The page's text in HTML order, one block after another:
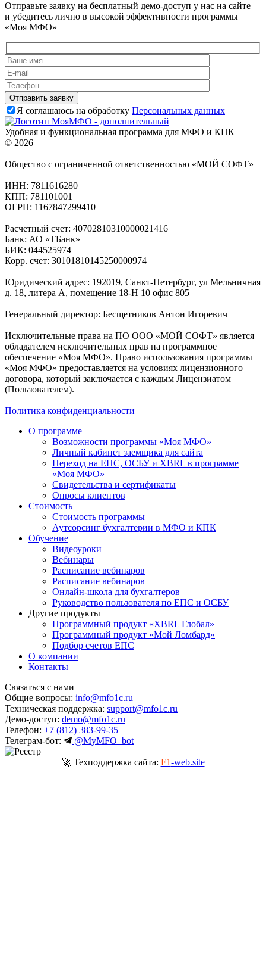
Отправьте заявку на бесплатный демо-доступ у нас на сайте
и убедитесь лично в высокой эффективности программы
«Моя МФО»
Я соглашаюсь на обработку Персональных данных
Удобная и функциональная программа для МФО и КПК
© 2026
Общество с ограниченной ответственностью «МОЙ СОФТ»
ИНН: 7811616280
КПП: 781101001
ОГРН: 1167847299410
Расчетный счет: 40702810310000021416
Банк: АО «ТБанк»
БИК: 044525974
Корр. счет: 30101810145250000974
Юридический адрес: 192019, Санкт-Петербург, ул Мельничная
д. 18, литера А, помещение 18-Н 10 офис 805
Генеральный директор: Бесщетников Антон Игоревич
Исключительные права на ПО ООО «МОЙ СОФТ» является
обладателем исключительных прав на программное
обеспечение «Моя МФО». Право использования программы
«Моя МФО» предоставляется на условиях лицензионного
договора, который заключается с каждым Лицензиатом
(Пользователем).
Политика конфиденциальности
О программе
Возможности программы «Моя МФО»
Личный кабинет заемщика для сайта
Переход на ЕПС, ОСБУ и XBRL в программе
«Моя МФО»
Свидетельства и сертификаты
Опросы клиентов
Стоимость
Стоимость программы
Аутсорсинг бухгалтерии в МФО и КПК
Обучение
Видеоуроки
Вебинары
Расписание вебинаров
Расписание вебинаров
Онлайн-школа для бухгалтеров
Руководство пользователя по ЕПС и ОСБУ
Другие продукты
Программный продукт «XBRL Глобал»
Программный продукт «Мой Ломбард»
Подбор счетов ЕПС
О компании
Контакты
Связаться с нами
Общие вопросы: info@mfo1c.ru
Техническая поддержка: support@mfo1c.ru
Демо-доступ: demo@mfo1c.ru
Телефон: +7 (812) 383-99-35
Телеграм-бот:
@MyMFO_bot
🚀 Техподдержка сайта: F1-web.site